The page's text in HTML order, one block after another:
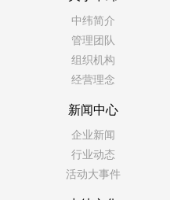
中纬简介
管理团队
组织机构
经营理念
新闻中心
企业新闻
行业动态
活动大事件